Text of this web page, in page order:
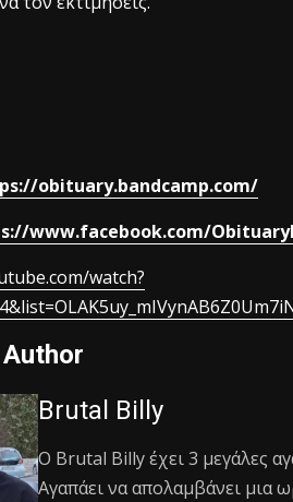
obituary.bandcamp.com/
www.facebook.com/
watch?
Brutal Billy
Ο Βrutal Βilly έχει 3 μεγάλες
Αγαπάει να απολαμβάνει μια